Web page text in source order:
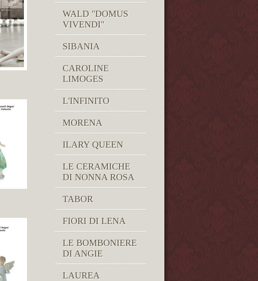
WALD "DOMUS
VIVENDI"
SIBANIA
CAROLINE
LIMOGES
L'INFINITO
MORENA
ILARY QUEEN
LE CERAMICHE
DI NONNA ROSA
TABOR
FIORI DI LENA
LE BOMBONIERE
DI ANGIE
LAUREA